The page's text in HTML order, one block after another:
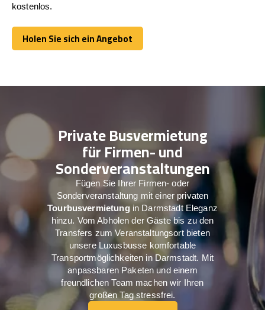
kostenlos.
Holen Sie sich ein Angebot
Holen Sie sich ein Angebot
Private Busvermietung
für Firmen- und
Sonderveranstaltungen
Fügen Sie Ihrer Firmen- oder
Sonderveranstaltung mit einer privaten
Tourbusvermietungin Darmstadt Eleganz
hinzu. Vom Abholen der Gäste bis zu den
Transfers zum Veranstaltungsort bieten
unsere Luxusbusse komfortable
Transportmöglichkeiten in Darmstadt. Mit
anpassbaren Paketen und einem
freundlichen Team machen wir Ihren
großen Tag stressfrei.